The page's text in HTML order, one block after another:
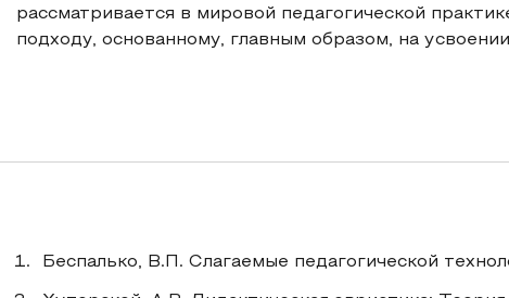
рассматривается в мировой педагогической
подходу, основанному, главным образом, на
Беспалько, В.П. Слагаемые педагогической